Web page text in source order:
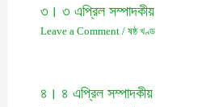
৩। ৩ এপ্রিল সম্পাদকীয়
Leave a Comment / ষষ্ঠ খণ্ড
৪। ৪ এপ্রিল সম্পাদকীয়